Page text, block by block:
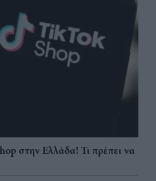
στην Ελλάδα! Τι πρέπει να